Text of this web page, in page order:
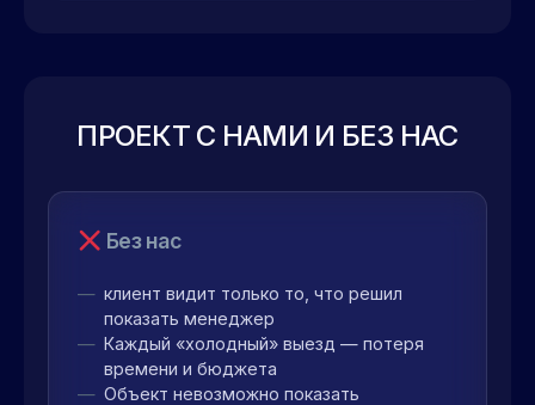
ПРОЕКТ С НАМИ И БЕЗ НАС
Без нас
клиент видит только то, что решил
показать менеджер
Каждый «холодный» выезд — потеря
времени и бюджета
Объект невозможно показать